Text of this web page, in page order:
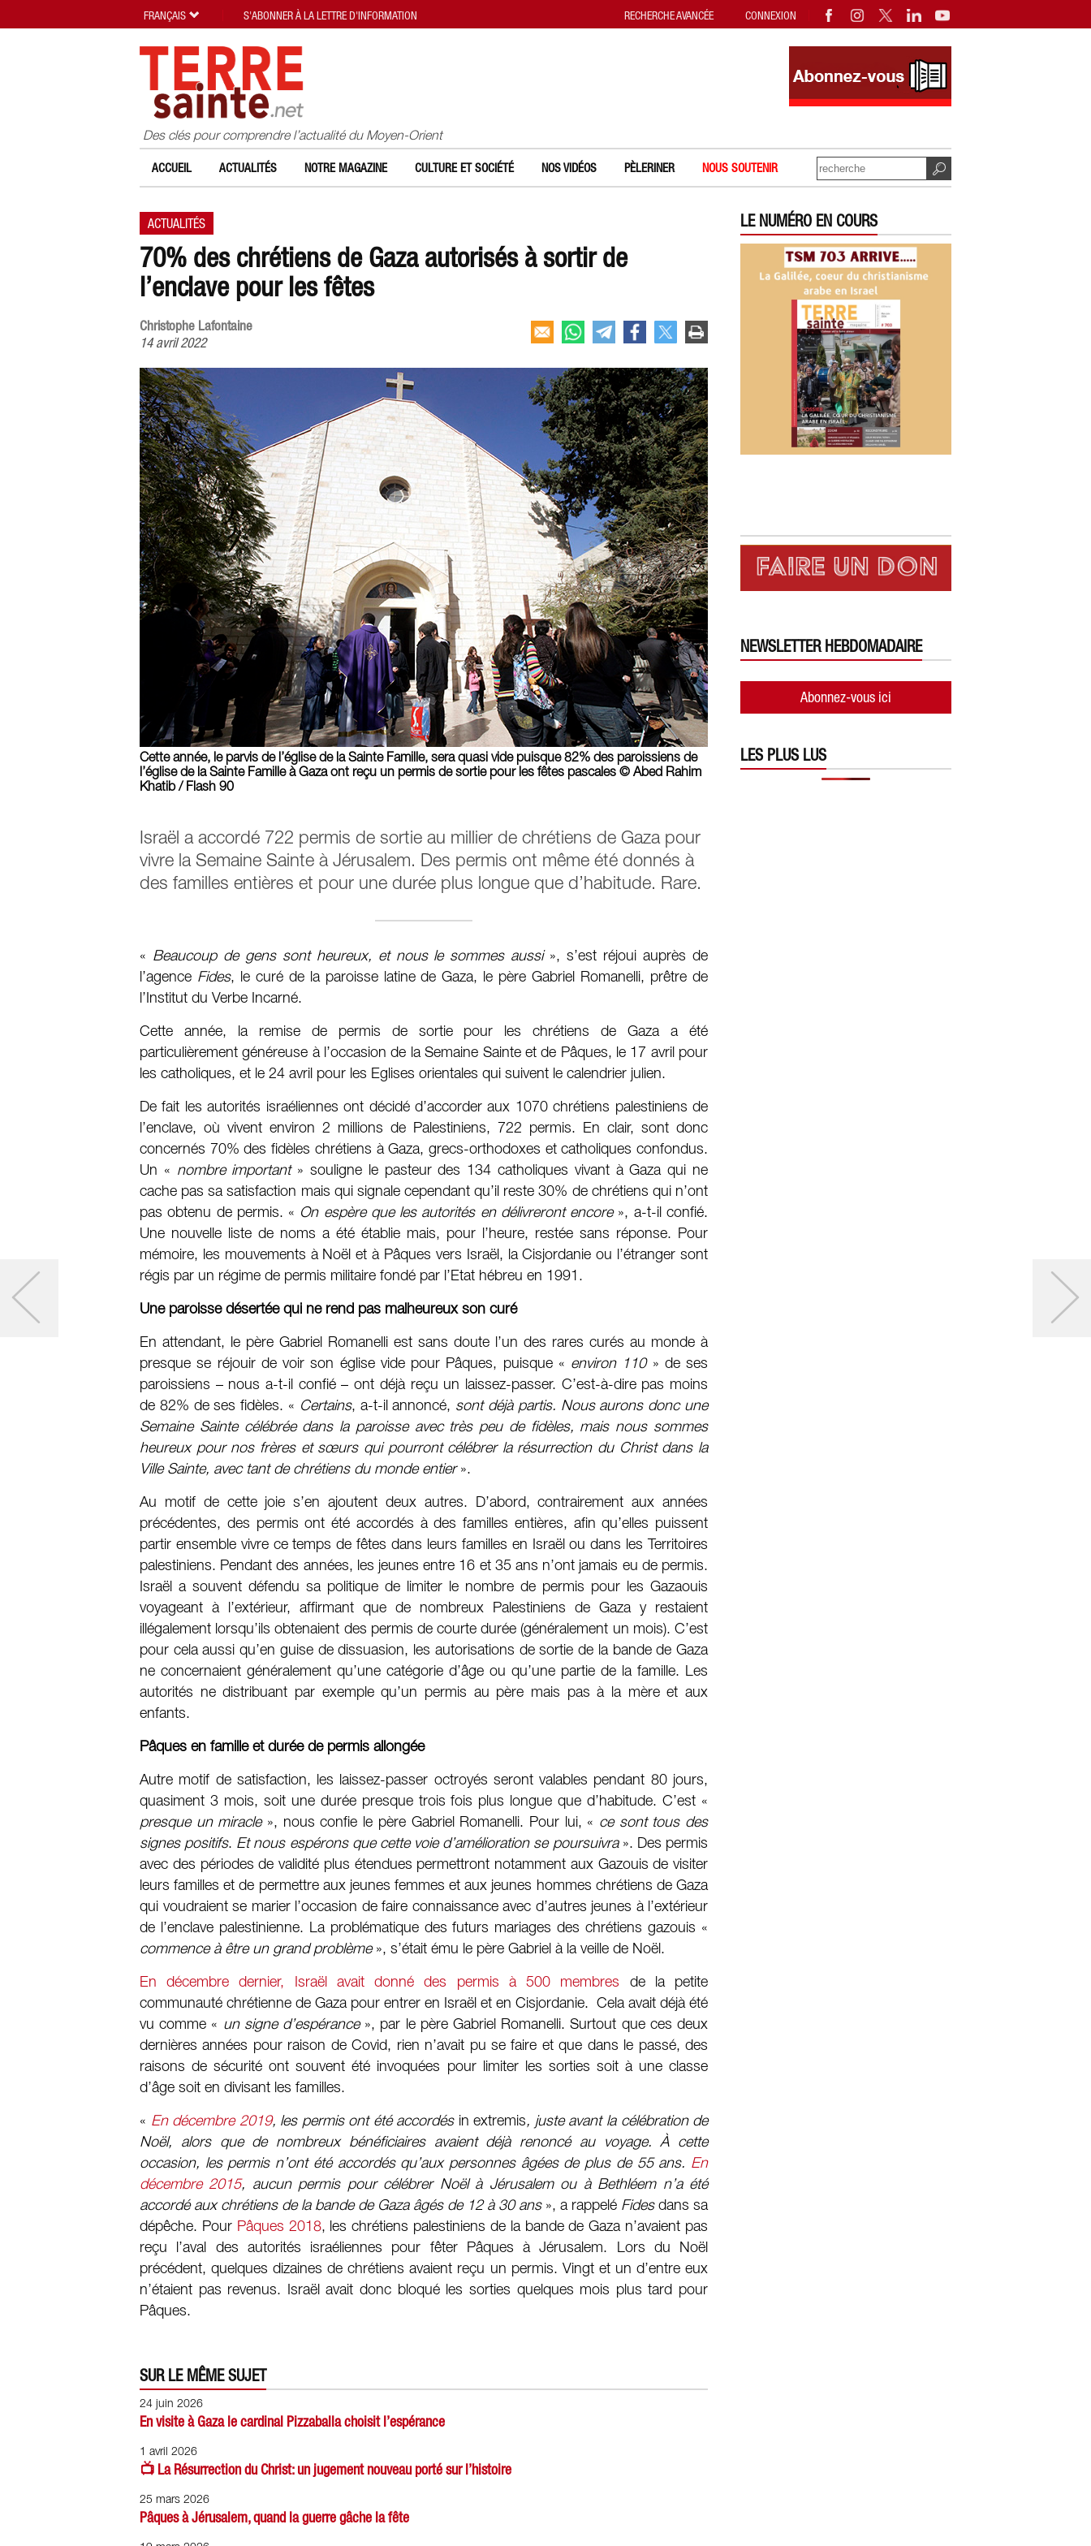
Des clés pour comprendre l’actualité du Moyen-Orient
ACCUEIL ACTUALITÉS NOTRE MAGAZINE CULTURE ET SOCIÉTÉ NOS VIDÉOS PÈLERINER NOUS SOUTENIR
ACTUALITÉS
70% des chrétiens de Gaza autorisés à sortir de
l’enclave pour les fêtes
Christophe Lafontaine
14 avril 2022
Cette année, le parvis de l’église de la Sainte Famille, sera quasi vide puisque 82% des paroissiens de
l’église de la Sainte Famille à Gaza ont reçu un permis de sortie pour les fêtes pascales © Abed Rahim
Khatib / Flash 90
Israël a accordé 722 permis de sortie au millier de chrétiens de Gaza pour
vivre la Semaine Sainte à Jérusalem. Des permis ont même été donnés à
des familles entières et pour une durée plus longue que d’habitude. Rare.
« Beaucoup de gens sont heureux, et nous le sommes aussi», s’est réjoui auprès de
l’agence Fides, le curé de la paroisse latine de Gaza, le père Gabriel Romanelli, prêtre de
l’Institut du Verbe Incarné.
Cette année, la remise de permis de sortie pour les chrétiens de Gaza a été
particulièrement généreuse à l’occasion de la Semaine Sainte et de Pâques, le 17 avril pour
les catholiques, et le 24 avril pour les Eglises orientales qui suivent le calendrier julien.
De fait les autorités israéliennes ont décidé d’accorder aux 1070 chrétiens palestiniens de
l’enclave, où vivent environ 2 millions de Palestiniens, 722 permis. En clair, sont donc
concernés 70% des fidèles chrétiens à Gaza, grecs-orthodoxes et catholiques confondus.
Un « nombre important» souligne le pasteur des 134 catholiques vivant à Gaza qui ne
cache pas sa satisfaction mais qui signale cependant qu’il reste 30% de chrétiens qui n’ont
pas obtenu de permis. « On espère que les autorités en délivreront encore», a-t-il confié.
Une nouvelle liste de noms a été établie mais, pour l’heure, restée sans réponse. Pour
mémoire, les mouvements à Noël et à Pâques vers Israël, la Cisjordanie ou l’étranger sont
régis par un régime de permis militaire fondé par l’Etat hébreu en 1991.
Une paroisse désertée qui ne rend pas malheureux son curé
En attendant, le père Gabriel Romanelli est sans doute l’un des rares curés au monde à
presque se réjouir de voir son église vide pour Pâques, puisque « environ 110» de ses
paroissiens – nous a-t-il confié – ont déjà reçu un laissez-passer. C’est-à-dire pas moins
de 82% de ses fidèles. « Certains, a-t-il annoncé, sont déjà partis. Nous aurons donc une
Semaine Sainte célébrée dans la paroisse avec très peu de fidèles, mais nous sommes
heureux pour nos frères et sœurs qui pourront célébrer la résurrection du Christ dans la
Ville Sainte, avec tant de chrétiens du monde entier».
Au motif de cette joie s’en ajoutent deux autres. D’abord, contrairement aux années
précédentes, des permis ont été accordés à des familles entières, afin qu’elles puissent
partir ensemble vivre ce temps de fêtes dans leurs familles en Israël ou dans les Territoires
palestiniens. Pendant des années, les jeunes entre 16 et 35 ans n’ont jamais eu de permis.
Israël a souvent défendu sa politique de limiter le nombre de permis pour les Gazaouis
voyageant à l’extérieur, affirmant que de nombreux Palestiniens de Gaza y restaient
illégalement lorsqu’ils obtenaient des permis de courte durée (généralement un mois). C’est
pour cela aussi qu’en guise de dissuasion, les autorisations de sortie de la bande de Gaza
ne concernaient généralement qu’une catégorie d’âge ou qu’une partie de la famille. Les
autorités ne distribuant par exemple qu’un permis au père mais pas à la mère et aux
enfants.
Pâques en famille et durée de permis allongée
Autre motif de satisfaction, les laissez-passer octroyés seront valables pendant 80 jours,
quasiment 3 mois, soit une durée presque trois fois plus longue que d’habitude. C’est «
presque un miracle», nous confie le père Gabriel Romanelli. Pour lui, « ce sont tous des
signes positifs. Et nous espérons que cette voie d’amélioration se poursuivra». Des permis
avec des périodes de validité plus étendues permettront notamment aux Gazouis de visiter
leurs familles et de permettre aux jeunes femmes et aux jeunes hommes chrétiens de Gaza
qui voudraient se marier l’occasion de faire connaissance avec d’autres jeunes à l’extérieur
de l’enclave palestinienne. La problématique des futurs mariages des chrétiens gazouis «
commence à être un grand problème», s’était ému le père Gabriel à la veille de Noël.
En décembre dernier, Israël avait donné des permis à 500 membres de la petite
communauté chrétienne de Gaza pour entrer en Israël et en Cisjordanie. Cela avait déjà été
vu comme « un signe d’espérance», par le père Gabriel Romanelli. Surtout que ces deux
dernières années pour raison de Covid, rien n’avait pu se faire et que dans le passé, des
raisons de sécurité ont souvent été invoquées pour limiter les sorties soit à une classe
d’âge soit en divisant les familles.
« En décembre 2019, les permis ont été accordés in extremis, juste avant la célébration de
Noël, alors que de nombreux bénéficiaires avaient déjà renoncé au voyage. À cette
occasion, les permis n’ont été accordés qu’aux personnes âgées de plus de 55 ans. En
décembre 2015, aucun permis pour célébrer Noël à Jérusalem ou à Bethléem n’a été
accordé aux chrétiens de la bande de Gaza âgés de 12 à 30 ans», a rappelé Fidesdans sa
dépêche. Pour Pâques 2018, les chrétiens palestiniens de la bande de Gaza n’avaient pas
reçu l’aval des autorités israéliennes pour fêter Pâques à Jérusalem. Lors du Noël
précédent, quelques dizaines de chrétiens avaient reçu un permis. Vingt et un d’entre eux
n’étaient pas revenus. Israël avait donc bloqué les sorties quelques mois plus tard pour
Pâques.
SUR LE MÊME SUJET
24 juin 2026
En visite à Gaza le cardinal Pizzaballa choisit l’espérance
1 avril 2026
📺 La Résurrection du Christ: un jugement nouveau porté sur l’histoire
25 mars 2026
Pâques à Jérusalem, quand la guerre gâche la fête
LE NUMÉRO EN COURS
NEWSLETTER HEBDOMADAIRE
Abonnez-vous ici
LES PLUS LUS
RECHERCHE AVANCÉE CONNEXION
FRANÇAIS S'ABONNER À LA LETTRE D'INFORMATION